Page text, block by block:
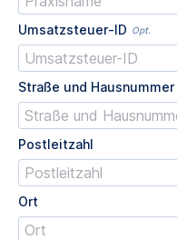
Umsatzsteuer-ID Opt.
Straße und Hausnummer
Postleitzahl
Ort